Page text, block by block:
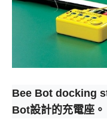
Bee Bot docking
Bot設計的充電座。